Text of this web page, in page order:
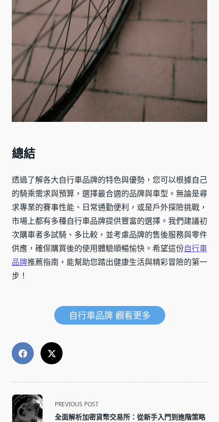
總結
透過了解各大自行車品牌的特色與優勢，您可以根據自己
的騎乘需求與預算，選擇最合適的品牌與車型。無論是尋
求專業的賽事性能、日常通勤便利，或是戶外探險挑戰，
市場上都有多種自行車品牌提供豐富的選擇。我們建議初
次購車者多試騎、多比較，並考慮品牌的售後服務與零件
供應，確保購買後的使用體驗順暢愉快。希望這份自行車
品牌推薦指南，能幫助您踏出健康生活與精彩冒險的第一
步！
自行車品牌 觀看更多
<span
class="nav-
PREVIOUS POST
全面解析加密貨幣交易所：從新手入門到進階策略